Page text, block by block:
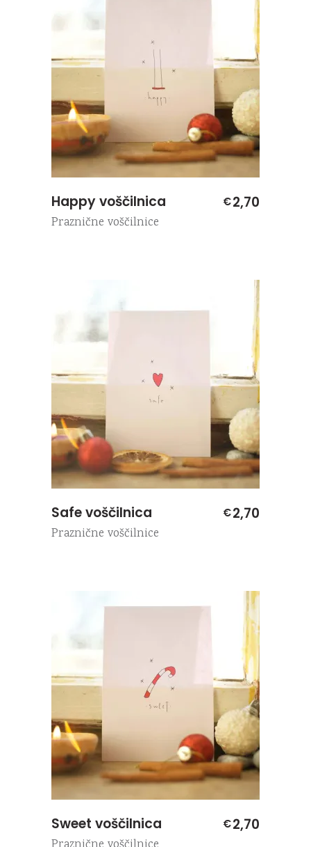
Happy voščilnica €2,70
Praznične voščilnice
Safe voščilnica €2,70
Praznične voščilnice
Sweet voščilnica €2,70